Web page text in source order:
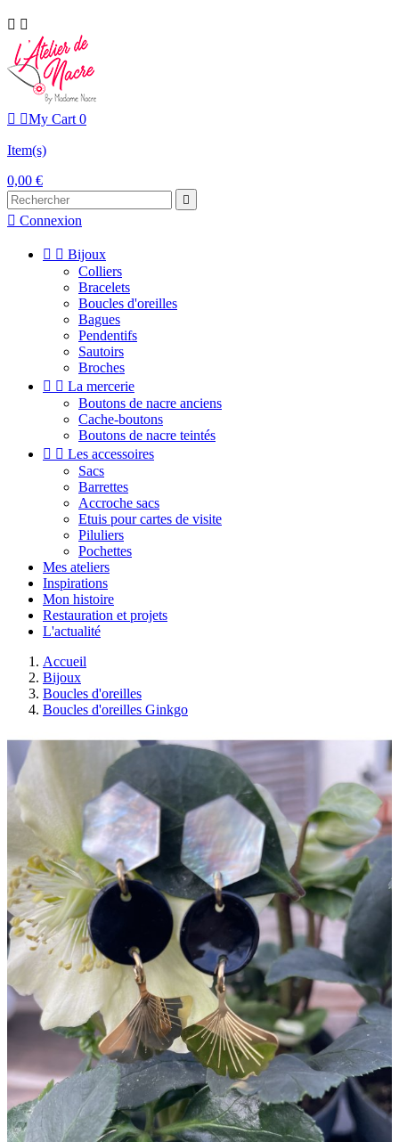
 
 My Cart 0
Item(s)
0,00 €

 Connexion
  Bijoux
Colliers
Bracelets
Boucles d'oreilles
Bagues
Pendentifs
Sautoirs
Broches
  La mercerie
Boutons de nacre anciens
Cache-boutons
Boutons de nacre teintés
  Les accessoires
Sacs
Barrettes
Accroche sacs
Etuis pour cartes de visite
Piluliers
Pochettes
Mes ateliers
Inspirations
Mon histoire
Restauration et projets
L'actualité
Accueil
Bijoux
Boucles d'oreilles
Boucles d'oreilles Ginkgo